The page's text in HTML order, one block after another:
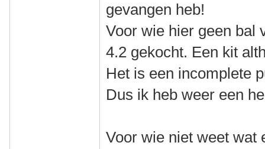
gevangen heb!
Voor wie hier geen bal
4.2 gekocht. Een kit
Het is een incomplete
Dus ik heb weer een
Voor wie niet weet wat